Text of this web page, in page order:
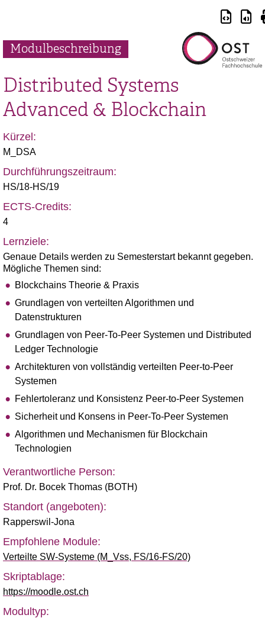
Modulbeschreibung
Distributed Systems
Advanced & Blockchain
Kürzel:
M_DSA
Durchführungszeitraum:
HS/18-HS/19
ECTS-Credits:
4
Lernziele:
Genaue Details werden zu Semesterstart bekannt gegeben.
Mögliche Themen sind:
Blockchains Theorie & Praxis
Grundlagen von verteilten Algorithmen und
Datenstrukturen
Grundlagen von Peer-To-Peer Systemen und Distributed
Ledger Technologie
Architekturen von vollständig verteilten Peer-to-Peer
Systemen
Fehlertoleranz und Konsistenz Peer-to-Peer Systemen
Sicherheit und Konsens in Peer-To-Peer Systemen
Algorithmen und Mechanismen für Blockchain
Technologien
Verantwortliche Person:
Prof. Dr. Bocek Thomas (BOTH)
Standort (angeboten):
Rapperswil-Jona
Empfohlene Module:
Verteilte SW-Systeme (M_Vss, FS/16-FS/20)
Skriptablage:
https://moodle.ost.ch
Modultyp: